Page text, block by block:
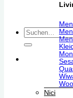
Suchen
nach:
Nici